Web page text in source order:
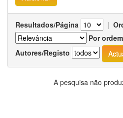
Resultados/Página |
Por ordem
Autores/Registo
A pesquisa não